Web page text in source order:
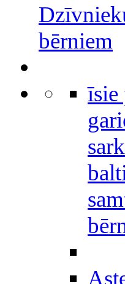
bērniem
īsie